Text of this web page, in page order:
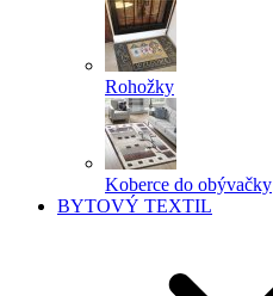
Rohožky
Koberce do obývačky
BYTOVÝ TEXTIL